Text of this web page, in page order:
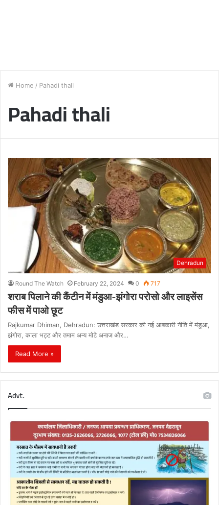
Home / Pahadi thali
Pahadi thali
Dehradun
Round The Watch February 22, 2024 0 717
शराब पिलाने की कैंटीन में मंडुआ-झंगोरा परोसो और लाइसेंस
फीस में पाओ छूट
Rajkumar Dhiman, Dehradun: उत्तराखंड सरकार की नई आबकारी नीति में मंडुआ,
झंगोरा, काला भट्ट और तमाम अन्य मोटे अनाज और…
Read More »
Advt.